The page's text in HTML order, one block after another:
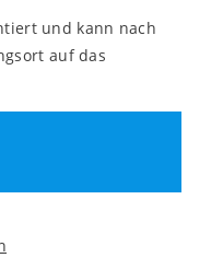
und kann nach
auf das